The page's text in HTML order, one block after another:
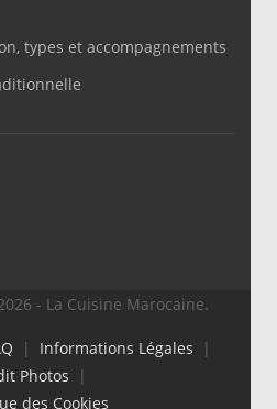
types et accompagnements
- La Cuisine Marocaine.
| Informations Légales |
Photos |
des Cookies